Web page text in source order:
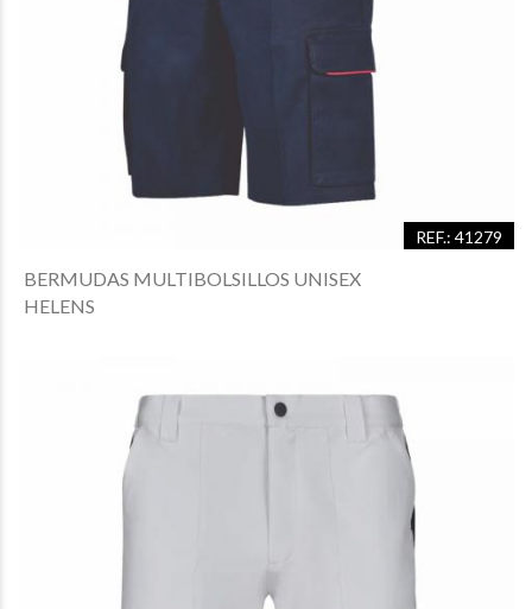
REF.: 41279
BERMUDAS MULTIBOLSILLOS UNISEX
HELENS